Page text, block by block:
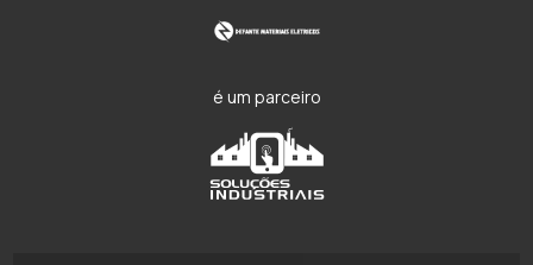
é um parceiro